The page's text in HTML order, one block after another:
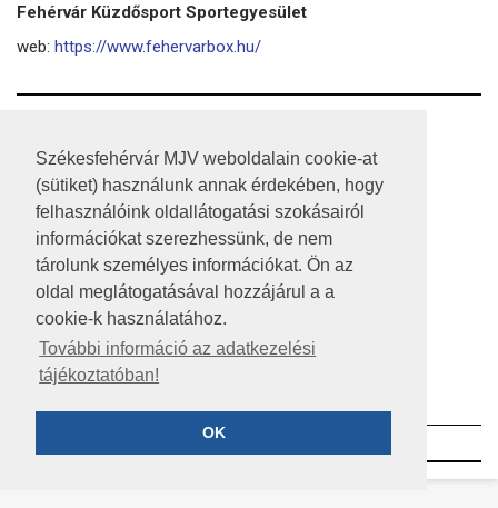
Székesfehérvár MJV weboldalain cookie-at
(sütiket) használunk annak érdekében, hogy
felhasználóink oldallátogatási szokásairól
információkat szerezhessünk, de nem
tárolunk személyes információkat. Ön az
oldal meglátogatásával hozzájárul a a
cookie-k használatához.
További információ az adatkezelési
tájékoztatóban!
OK
Fehérvár Küzdősport Sportegyesület
web: https://www.fehervarbox.hu/
A HONLAP 2017.03.31-I ÁLLAPOTA
JOGI NYILATKOZAT
IMPRESSZUM
MÉDIAAJÁNLAT
KÖZÉRDEKŰ ADATOK
©2023 SZÉKESFEHÉRVÁR MEGYEI JOGÚ VÁROS